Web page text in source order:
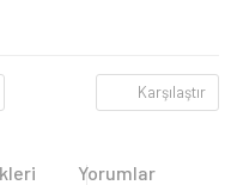
Karşılaştır
Yorumlar